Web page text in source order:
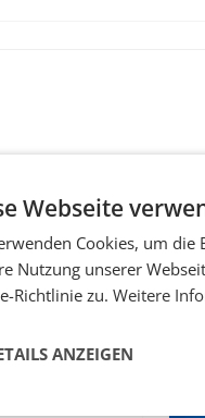
Schöber
Webseite
Cookies, um die
Nutzung unserer
Richtlinie zu. Weitere
ANZEIGEN